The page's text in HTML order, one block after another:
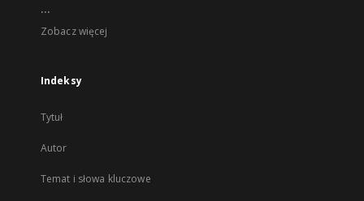
...
Zobacz więcej
Indeksy
Tytuł
Autor
Temat i słowa kluczowe